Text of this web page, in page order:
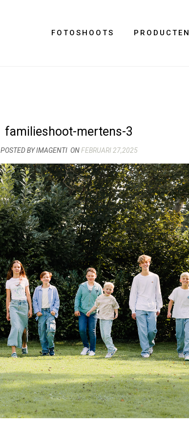
FOTOSHOOTS PRODUCTEN
familieshoot-mertens-3
POSTED BY IMAGENTI ONFEBRUARI 27,2025